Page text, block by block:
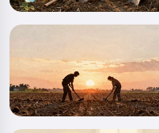
Сервисті
Қызмет